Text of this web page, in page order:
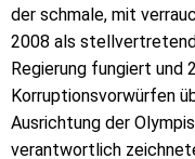
der schmale, mit
2008 als
Regierung fungiert und
Korruptionsvorwürfen
Ausrichtung der
verantwortlich